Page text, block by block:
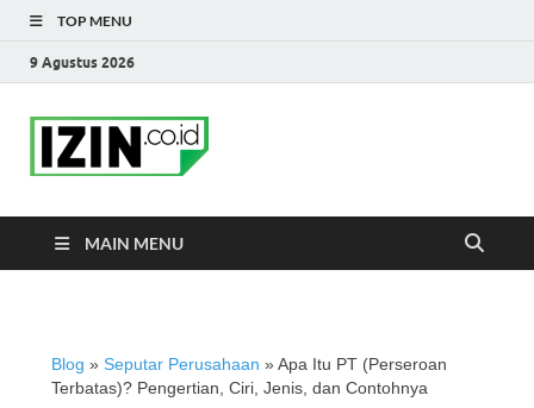
TOP MENU
9 Agustus 2026
MAIN MENU
Blog » Seputar Perusahaan » Apa Itu PT (Perseroan
Terbatas)? Pengertian, Ciri, Jenis, dan Contohnya